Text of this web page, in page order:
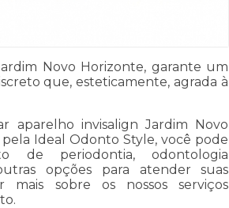
Novo Horizonte, garante um
que, esteticamente, agrada à
aparelho invisalign Jardim Novo
Ideal Odonto Style, você pode
de periodontia, odontologia
opções para atender suas
mais sobre os nossos serviços